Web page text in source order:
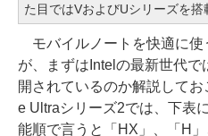
た目ではVおよびUシリーズを
モバイルノートを快適に使
が、まずはIntelの最新世代
開されているのか解説して
e Ultraシリーズ2では、下表
能順で言うと「HX」、「H